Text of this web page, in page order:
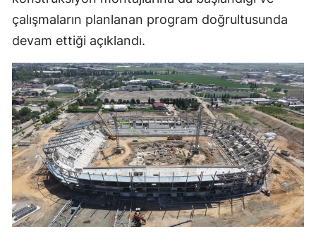
çalışmaların planlanan program doğrultusunda
devam ettiği açıklandı.